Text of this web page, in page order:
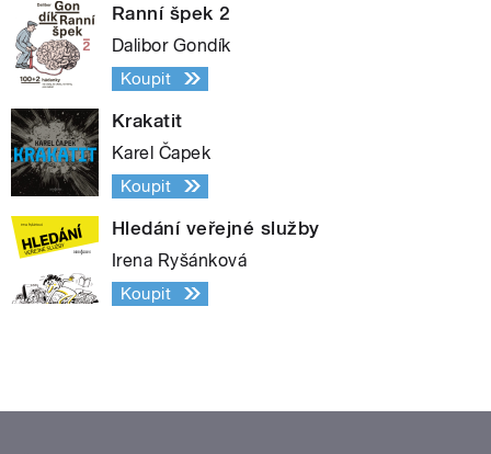
Ranní špek 2
Dalibor Gondík
Koupit
Krakatit
Karel Čapek
Koupit
Hledání veřejné služby
Irena Ryšánková
Koupit